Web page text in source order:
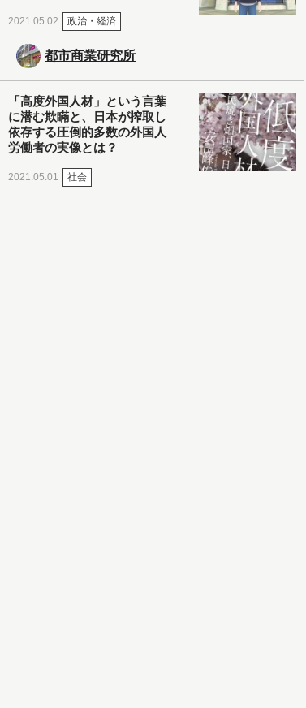
2021.05.02 政治・経済
都市商業研究所
「高度外国人材」という言葉
に潜む欺瞞と、日本が搾取し
依存する圧倒的多数の外国人
労働者の実像とは？
2021.05.01 社会